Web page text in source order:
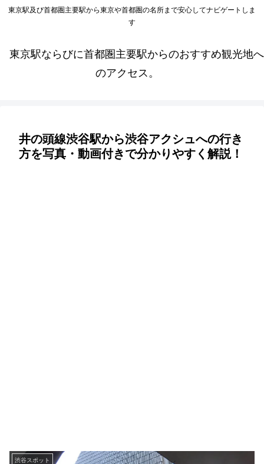
東京駅及び首都圏主要駅から東京や首都圏の名所まで安心してナビゲートしま
す
東京駅ならびに首都圏主要駅からのおすすめ観光地へ
のアクセス。
井の頭線渋谷駅から渋谷アクシュへの行き
方を写真・動画付きで分かりやすく解説！
渋谷スポット